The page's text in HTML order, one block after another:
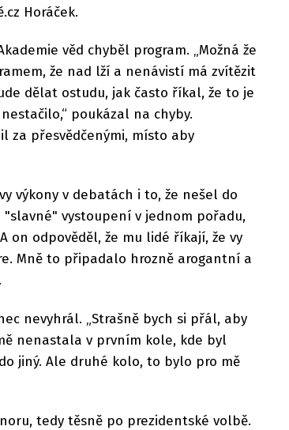
Horáček.
věd chyběl program. „Možná že
že nad lží a nenávistí má zvítězit
dělat ostudu, jak často říkal, že to je
poukázal na chyby.
za přesvědčenými, místo aby
výkony v debatách i to, že nešel do
vystoupení v jednom pořadu,
on odpověděl, že mu lidé říkají, že vy
Mně to připadalo hrozně arogantní a
nevyhrál. „Strašně bych si přál, aby
nenastala v prvním kole, kde byl
jiný. Ale druhé kolo, to bylo pro mě
tedy těsně po prezidentské volbě.